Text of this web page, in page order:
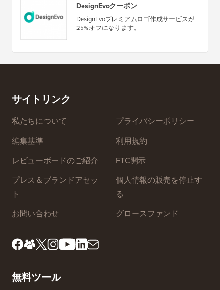
DesignEvoクーポン
DesignEvoプレミアムロゴ作成サービスが
25%オフになります。
サイトリンク
私たちについて
編集基準
レビューボードのご紹介
プレス＆ブランドアセッ
ト
お問い合わせ
プライバシーポリシー
利用規約
FTC開示
個人情報の販売を停止す
る
グロースファンド
無料ツール